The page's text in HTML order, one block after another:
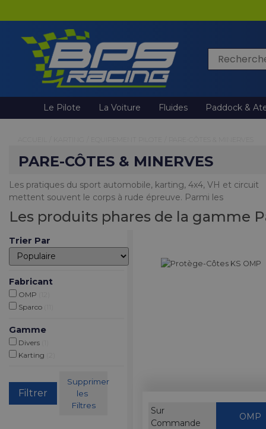
Rechercher
Le Pilote La Voiture Fluides Paddock &
PARE-CÔTES & MINERVES
Les pratiques du sport automobile, karting, 4x4, VH et circuit
mettent souvent le corps à rude épreuve. Parmi les
équipements assurant sa protection, les protections
corporelles ne sont pas à négliger. Retrouvez notre sélection
Les produits phares de la gamme
Trier Par
Fabricant
OMP
Sparco
Gamme
Divers
Karting
Supprimer
les
Filtres
Sur
Commande
OMP